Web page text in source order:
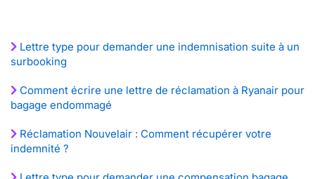
Lettre type pour demander une indemnisation suite à un
surbooking
Comment écrire une lettre de réclamation à Ryanair pour
bagage endommagé
Réclamation Nouvelair : Comment récupérer votre
indemnité ?